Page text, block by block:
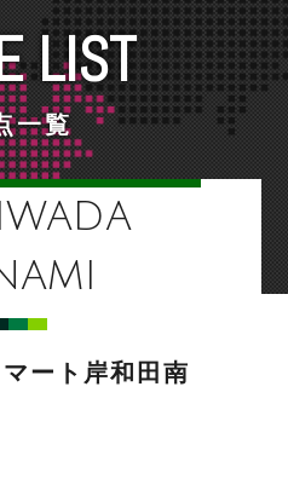
LIST
一覧
ート岸和田南